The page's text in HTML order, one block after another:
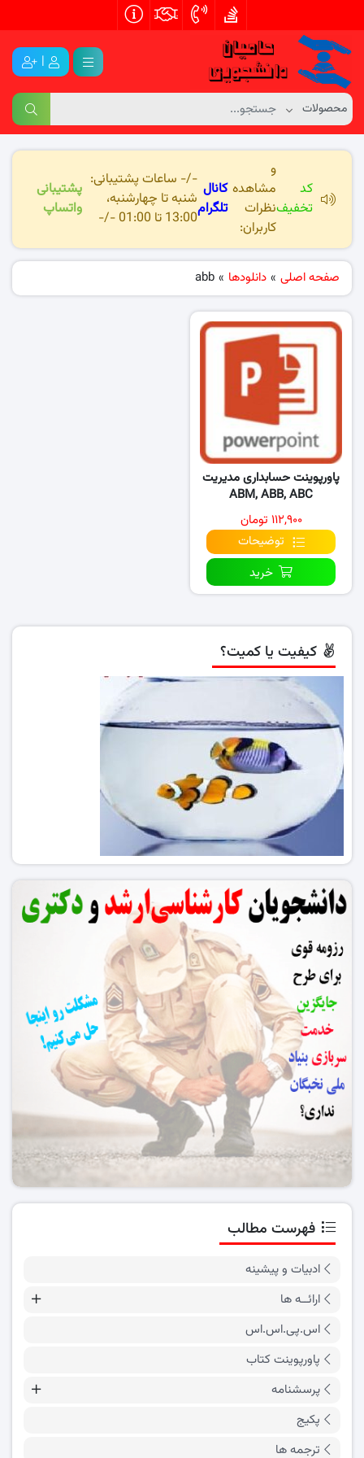
|
کد
تخفیف
و
مشاهده
نظرات
کاربران:
کانال
تلگرام
-/- ساعات پشتیبانی:
شنبه تا چهارشنبه،
13:00 تا 01:00 -/-
پشتیبانی
واتساپ
صفحه اصلی » دانلودها »
abb
پاورپوینت حسابداری مدیریت
ABM, ABB, ABC
۱۱۲,۹۰۰ تومان
توضیحات
خرید
کیفیت یا کمیت؟
فهرست مطالب
ادبیات و پیشینه
ارائــه ها
اس.پی.اس.اس
پاورپوینت کتاب
پرسشنامه
پکیج
ترجمه ها